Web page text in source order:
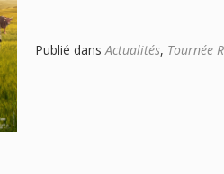
Publié dans Actualités, Tournée